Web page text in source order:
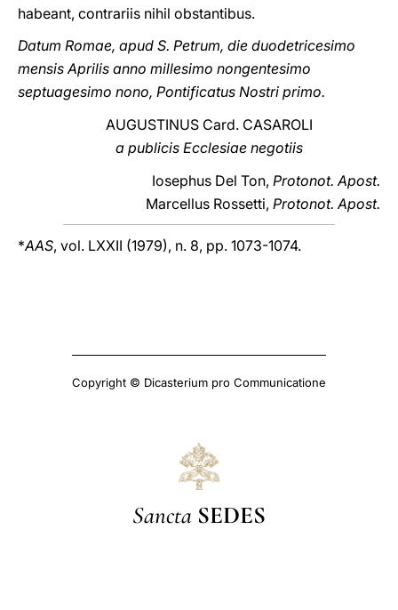
habeant, contrariis nihil obstantibus.
Datum Romae, apud S. Petrum, die duodetricesimo
mensis Aprilis anno millesimo nongentesimo
septuagesimo nono, Pontificatus Nostri primo.
AUGUSTINUS Card. CASAROLI
a publicis Ecclesiae negotiis
Iosephus Del Ton, Protonot. Apost.
Marcellus Rossetti, Protonot. Apost.
*AAS, vol. LXXII (1979), n. 8, pp. 1073-1074.
Copyright © Dicasterium pro Communicatione
Sancta SEDES